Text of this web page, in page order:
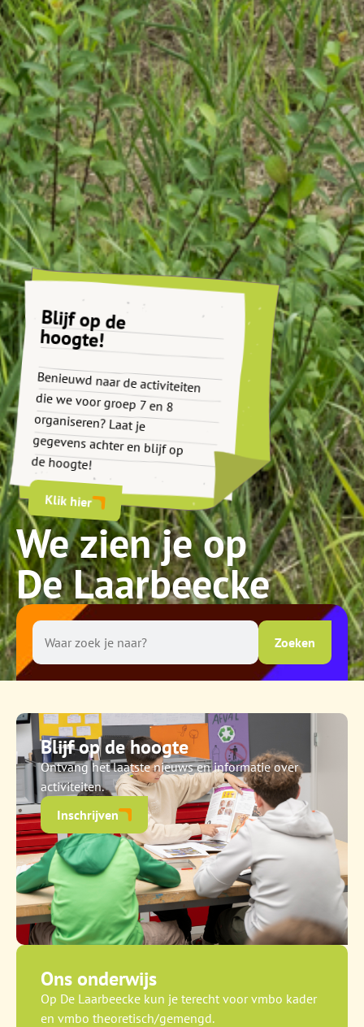
We zien je op
De Laarbeecke
Blijf op de
hoogte!
Benieuwd naar de activiteiten
die we voor groep 7 en 8
organiseren? Laat je
gegevens achter en blijf op
de hoogte!
Klik hier
Ons onderwijs
Op De Laarbeecke kun je terecht voor vmbo kader
en vmbo theoretisch/gemengd.
Blijf op de hoogte
Ontvang het laatste nieuws en informatie over
activiteiten.
Inschrijven